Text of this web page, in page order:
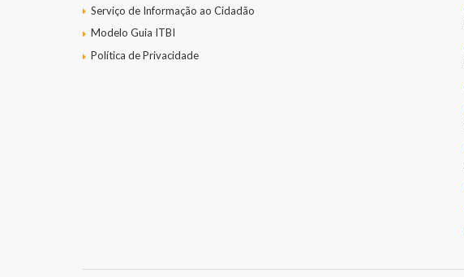
Serviço de Informação ao Cidadão
Modelo Guia ITBI
Política de Privacidade